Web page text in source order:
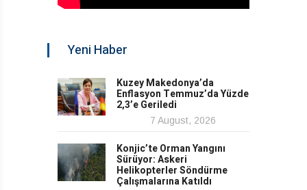
Yeni Haber
Kuzey Makedonya’da
Enflasyon Temmuz’da Yüzde
2,3’e Geriledi
7 August, 2026
Konjic’te Orman Yangını
Sürüyor: Askeri
Helikopterler Söndürme
Çalışmalarına Katıldı